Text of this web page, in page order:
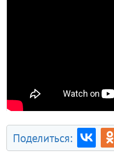
Поделиться: